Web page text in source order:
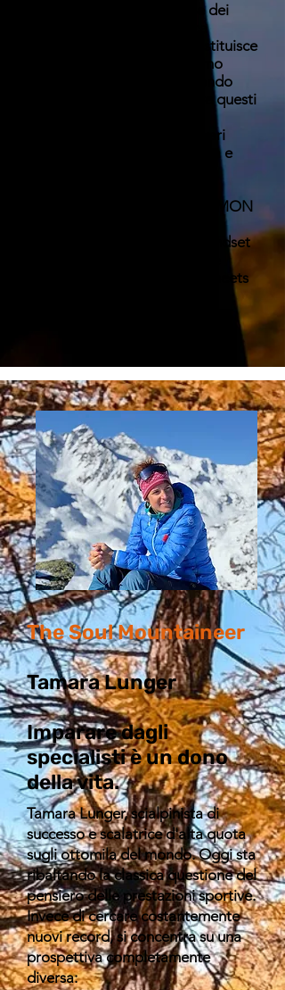
seminari congiunti. La base dei
suoi insegnamenti è l'antica
conoscenza tantrica che costituisce
la pietra miliare del buddismo
tibetano. Con questo profondo
bagaglio di esperienza, apre questi
occidentale presentando i vari
approcci in un'unità armonica e
È un onore per Franz e SOLEMON
formazione aziendale e di mindset
maestro al motto di “EAST meets
The Soul Mountaineer
Tamara Lunger
Imparare dagli
specialisti è un dono
della vita.
Tamara Lunger, scialpinista di
successo e scalatrice d'alta quota
sugli ottomila del mondo. Oggi sta
ribaltando la classica questione del
pensiero delle prestazioni sportive.
Invece di cercare costantemente
nuovi record, si concentra su una
prospettiva completamente
diversa: